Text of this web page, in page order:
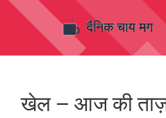
खेल – आज की